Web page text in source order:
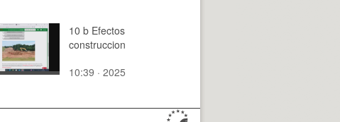
10 b Efectos
construccion
10:39 · 2025